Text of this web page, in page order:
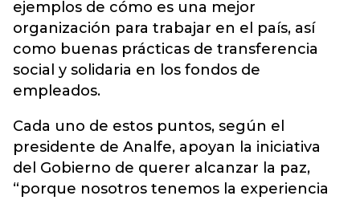
ejemplos de cómo es una mejor
organización para trabajar en el país, así
como buenas prácticas de transferencia
social y solidaria en los fondos de
empleados.
Cada uno de estos puntos, según el
presidente de Analfe, apoyan la iniciativa
del Gobierno de querer alcanzar la paz,
“porque nosotros tenemos la experiencia